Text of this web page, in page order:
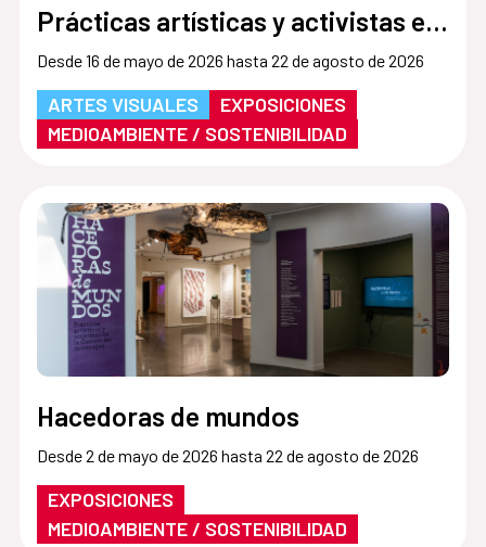
Prácticas artísticas y activistas en
la Cuenca del Aconcagua
Desde 16 de mayo de 2026 hasta 22 de agosto de 2026
ARTES VISUALES
EXPOSICIONES
MEDIOAMBIENTE / SOSTENIBILIDAD
Hacedoras de mundos
Desde 2 de mayo de 2026 hasta 22 de agosto de 2026
EXPOSICIONES
MEDIOAMBIENTE / SOSTENIBILIDAD